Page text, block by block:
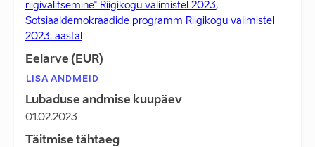
riigivalitsemine" Riigikogu valimistel 2023,
Sotsiaaldemokraadide programm Riigikogu valimistel
2023. aastal
Eelarve (EUR)
LISA ANDMEID
Lubaduse andmise kuupäev
01.02.2023
Täitmise tähtaeg